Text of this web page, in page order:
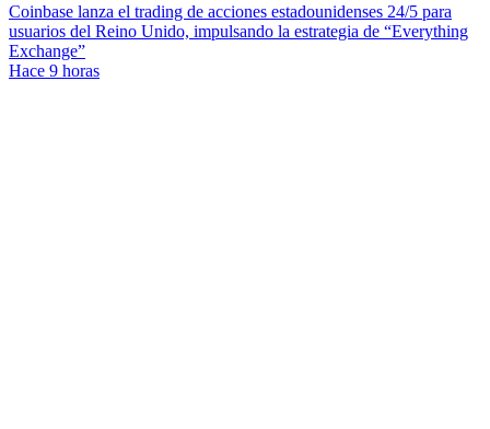
Coinbase lanza el trading de acciones estadounidenses 24/5 para
usuarios del Reino Unido, impulsando la estrategia de “Everything
Exchange”
Hace 9 horas